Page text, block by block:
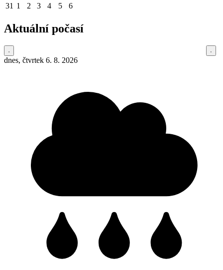
31 1 2 3 4 5 6
Aktuální počasí
dnes, čtvrtek 6. 8. 2026